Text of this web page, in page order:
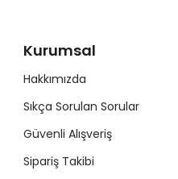
Kurumsal
Hakkımızda
Sıkça Sorulan Sorular
Güvenli Alışveriş
Sipariş Takibi